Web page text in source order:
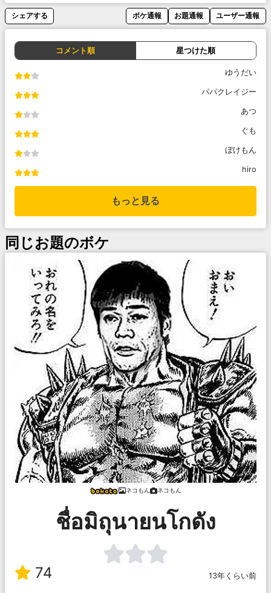
シェアする ボケ通報 お題通報 ユーザー通報
コメント順 星つけた順
ゆうだい
パパクレイジー
あつ
ぐも
ぼけもん
hiro
もっと見る
同じお題のボケ
ネコもん ネコもん
ชื่อมิถุนายนโกดัง
74 13年くらい前